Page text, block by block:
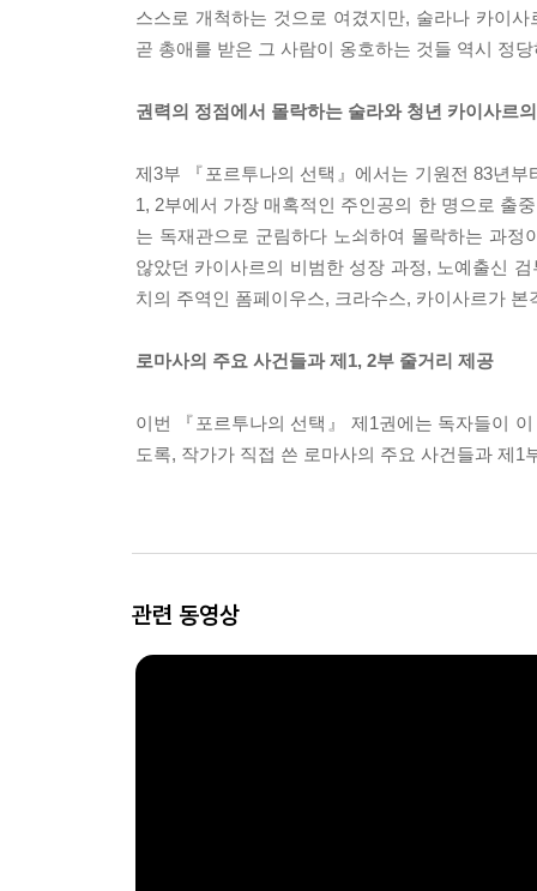
스스로 개척하는 것으로 여겼지만, 술라나 카이
곧 총애를 받은 그 사람이 옹호하는 것들 역시 정
권력의 정점에서 몰락하는 술라와 청년 카이사르
제3부 『포르투나의 선택』에서는 기원전 83년
1, 2부에서 가장 매혹적인 주인공의 한 명으로 출
는 독재관으로 군림하다 노쇠하여 몰락하는 과
않았던 카이사르의 비범한 성장 과정, 노예출신
치의 주역인 폼페이우스, 크라수스, 카이사르가 본
로마사의 주요 사건들과 제1, 2부 줄거리 제공
이번 『포르투나의 선택』 제1권에는 독자들이
도록, 작가가 직접 쓴 로마사의 주요 사건들과 제
관련 동영상